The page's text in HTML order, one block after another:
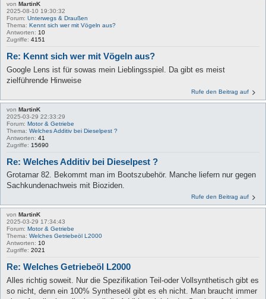
von MartinK
2025-08-10 19:30:32
Forum: Unterwegs & Draußen
Thema: Kennt sich wer mit Vögeln aus?
Antworten: 10
Zugriffe: 4151
Re: Kennt sich wer mit Vögeln aus?
Google Lens ist für sowas mein Lieblingsspiel. Da gibt es meist
zielführende Hinweise
Rufe den Beitrag auf
von MartinK
2025-03-29 22:33:29
Forum: Motor & Getriebe
Thema: Welches Additiv bei Dieselpest ?
Antworten: 41
Zugriffe: 15690
Re: Welches Additiv bei Dieselpest ?
Grotamar 82. Bekommt man im Bootszubehör. Manche liefern nur gegen
Sachkundenachweis mit Bioziden.
Rufe den Beitrag auf
von MartinK
2025-03-29 17:34:43
Forum: Motor & Getriebe
Thema: Welches Getriebeöl L2000
Antworten: 10
Zugriffe: 2021
Re: Welches Getriebeöl L2000
Alles richtig soweit. Nur die Spezifikation Teil-oder Vollsynthetisch gibt es
so nicht, denn ein 100% Syntheseöl gibt es eh nicht. Man braucht immer